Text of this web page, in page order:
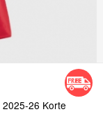
26 Korte